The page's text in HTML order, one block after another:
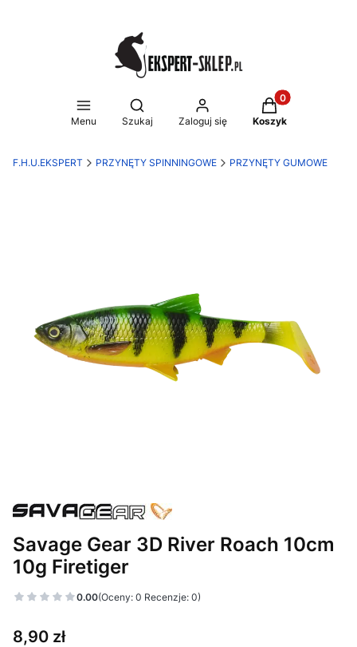
Menu
Otwórz wyszukiwarkę
Szukaj Zaloguj się
Produkty w
Koszyk
F.H.U.EKSPERT PRZYNĘTY SPINNINGOWE PRZYNĘTY GUMOWE
Savage Gear 3D River Roach 10cm
10g Firetiger
0.00(Oceny: 0 Recenzje: 0)
Cena
8,90 zł